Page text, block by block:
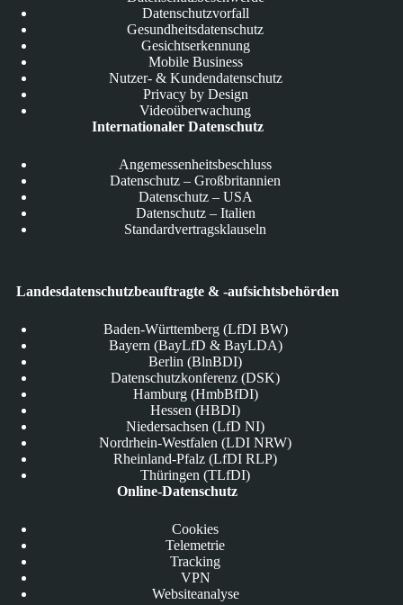
Datenschutzvorfall
Gesundheitsdatenschutz
Gesichtserkennung
Mobile Business
Nutzer- & Kundendatenschutz
Privacy by Design
Videoüberwachung
Internationaler Datenschutz
Angemessenheitsbeschluss
Datenschutz – Großbritannien
Datenschutz – USA
Datenschutz – Italien
Standardvertragsklauseln
Landesdatenschutzbeauftragte & -aufsichtsbehörden
Baden-Württemberg (LfDI BW)
Bayern (BayLfD & BayLDA)
Berlin (BlnBDI)
Datenschutzkonferenz (DSK)
Hamburg (HmbBfDI)
Hessen (HBDI)
Niedersachsen (LfD NI)
Nordrhein-Westfalen (LDI NRW)
Rheinland-Pfalz (LfDI RLP)
Thüringen (TLfDI)
Online-Datenschutz
Cookies
Telemetrie
Tracking
VPN
Websiteanalyse